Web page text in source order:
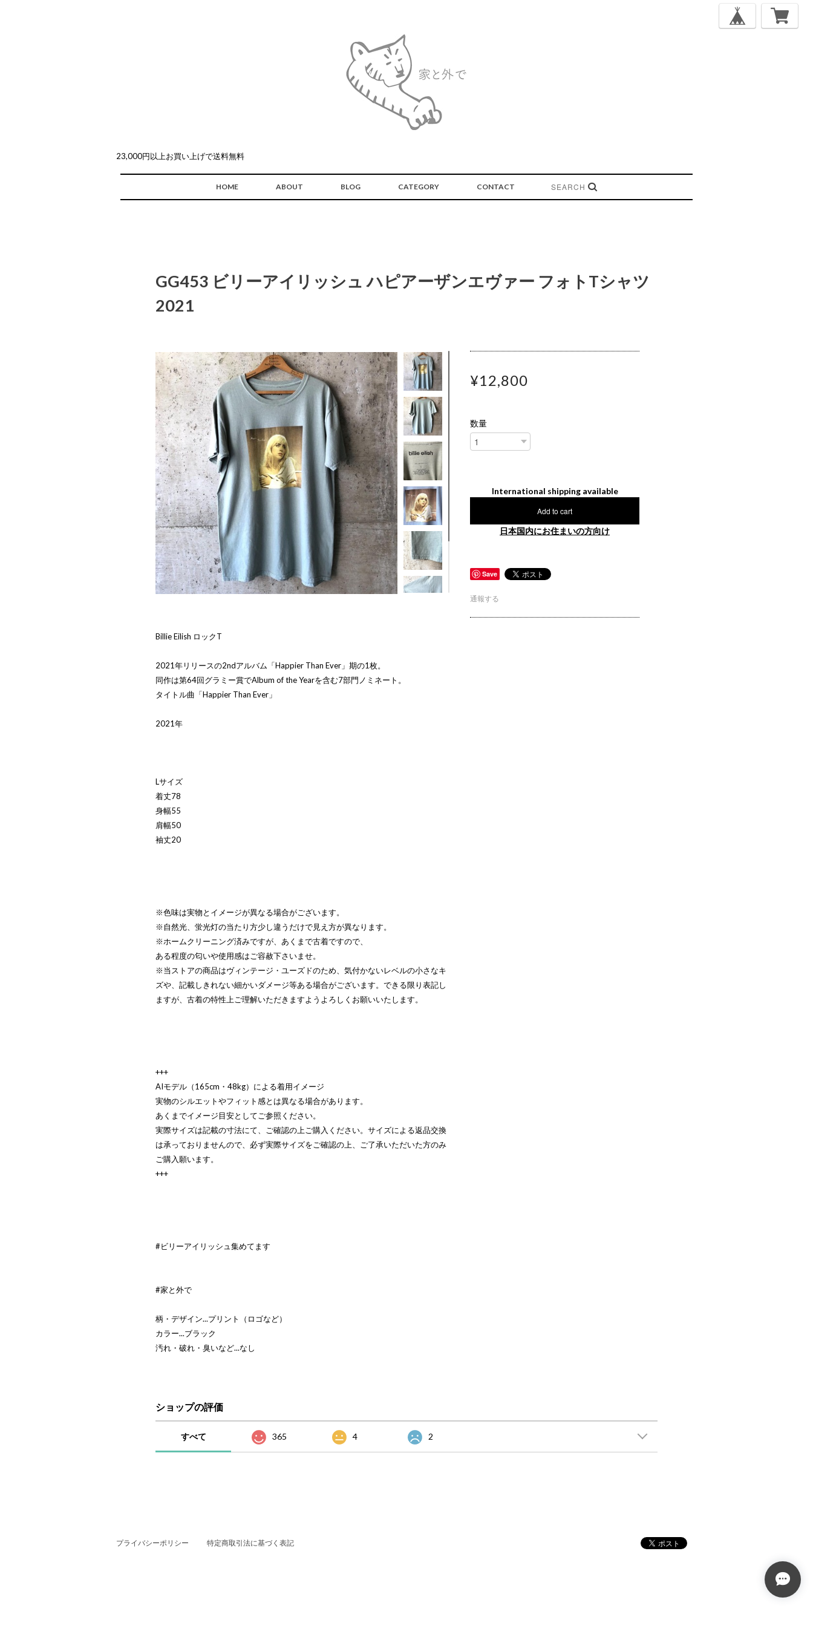
23,000円以上お買い上げで送料無料
HOME ABOUT BLOG CATEGORY CONTACT
GG453 ビリーアイリッシュ ハピアーザンエヴァー フォトTシャツ
2021
Billie Eilish ロックT
2021年リリースの2ndアルバム「Happier Than Ever」期の1枚。
同作は第64回グラミー賞でAlbum of the Yearを含む7部門ノミネート。
タイトル曲「Happier Than Ever」
2021年
Lサイズ
着丈78
身幅55
肩幅50
袖丈20
※色味は実物とイメージが異なる場合がございます。
※自然光、蛍光灯の当たり方少し違うだけで見え方が異なります。
※ホームクリーニング済みですが、あくまで古着ですので、
ある程度の匂いや使用感はご容赦下さいませ。
※当ストアの商品はヴィンテージ・ユーズドのため、気付かないレベルの小さなキ
ズや、記載しきれない細かいダメージ等ある場合がございます。できる限り表記し
ますが、古着の特性上ご理解いただきますようよろしくお願いいたします。
+++
AIモデル（165cm・48kg）による着用イメージ
実物のシルエットやフィット感とは異なる場合があります。
あくまでイメージ目安としてご参照ください。
実際サイズは記載の寸法にて、ご確認の上ご購入ください。サイズによる返品交換
は承っておりませんので、必ず実際サイズをご確認の上、ご了承いただいた方のみ
ご購入願います。
+++
#ビリーアイリッシュ集めてます
#家と外で
柄・デザイン...プリント（ロゴなど）
カラー...ブラック
汚れ・破れ・臭いなど...なし
¥12,800
数量
International shipping available
Add to cart
日本国内にお住まいの方向け
Save
通報する
ショップの評価
すべて 365 4 2
プライバシーポリシー 特定商取引法に基づく表記